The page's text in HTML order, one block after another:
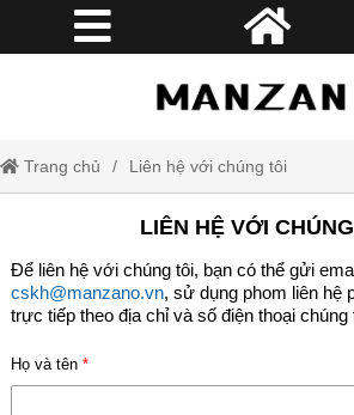
Trang chủ Liên hệ với chúng tôi
LIÊN HỆ VỚI
Để liên hệ với chúng tôi, bạn có thể gửi
cskh@manzano.vn, sử dụng phom liên hệ
trực tiếp theo địa chỉ và số điện thoại chúng
Họ và tên *